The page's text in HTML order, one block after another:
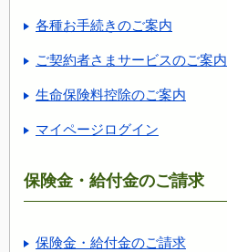
各種お手続きのご案内
ご契約者さまサービスのご案内
生命保険料控除のご案内
マイページログイン
保険金・給付金のご請求
保険金・給付金のご請求